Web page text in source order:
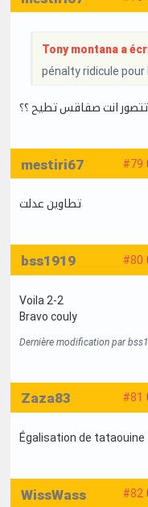
Tony montana a
pénalty ridicule pour
تتصور انت صفاقس تطيح ؟؟
#79
mestiri67
تطاوين عدلت
#80
bss1919
Voila 2-2
Bravo couly
Dernière modification par
#81
Zaza83
Égalisation de tataouine
#82
WissWass